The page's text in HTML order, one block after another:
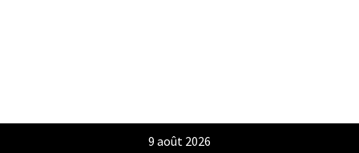
9 août 2026